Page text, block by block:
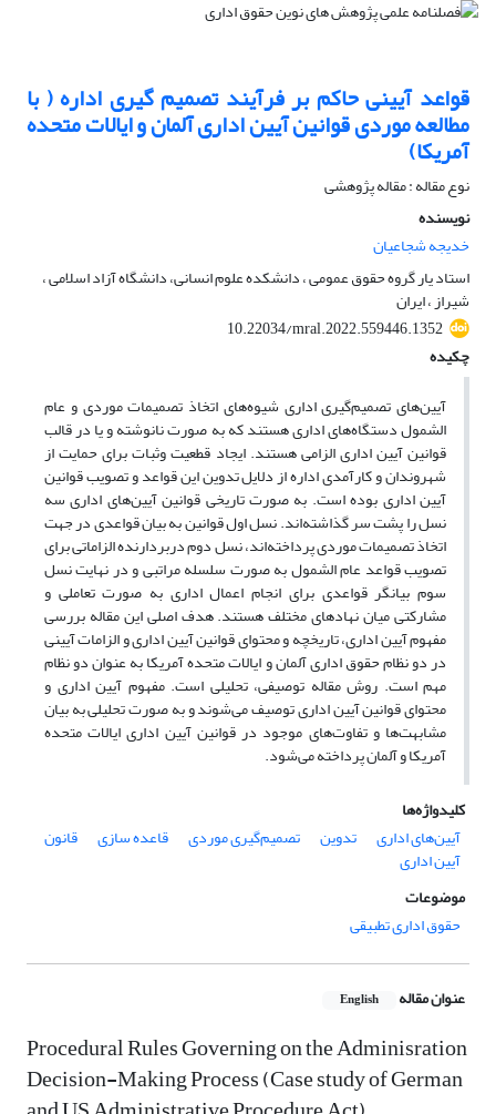
قواعد آیینی حاکم بر فرآیند تصمیم گیری اداره ( با
مطالعه موردی قوانین آیین اداری آلمان و ایالات متحده
آمریکا)
نوع مقاله : مقاله پژوهشی
نویسنده
خدیجه شجاعیان
استاد یار گروه حقوق عمومی ، دانشکده علوم انسانی، دانشگاه آزاد اسلامی ،
شیراز ، ایران
10.22034/mral.2022.559446.1352
چکیده
آیین‌های تصمیم‌گیری اداری شیوه‌های اتخاذ تصمیمات موردی و عام
الشمول دستگاه‌های اداری هستند که به صورت نانوشته و یا در قالب
قوانین آیین اداری الزامی هستند. ایجاد قطعیت وثبات برای حمایت از
شهروندان و کارآمدی اداره از دلایل تدوین این قواعد و تصویب قوانین
آیین اداری بوده است. به صورت تاریخی قوانین آیین‌های اداری سه
نسل را پشت سر گذاشته‌اند. نسل اول قوانین به بیان قواعدی در جهت
اتخاذ تصمیمات موردی پرداخته‌اند، نسل دوم دربردارنده الزاماتی برای
تصویب قواعد عام الشمول به صورت سلسله مراتبی و در نهایت نسل
سوم بیانگر قواعدی برای انجام اعمال اداری به صورت تعاملی و
مشارکتی میان نهادهای مختلف هستند. هدف اصلی این مقاله بررسی
مفهوم آیین اداری، تاریخچه و محتوای قوانین آیین اداری و الزامات آیینی
در دو نظام حقوق اداری آلمان و ایالات متحده آمریکا به عنوان دو نظام
مهم است. روش مقاله توصیفی، تحلیلی است. مفهوم آیین اداری و
محتوای قوانین آیین اداری توصیف می‌شوند و به صورت تحلیلی به بیان
مشابهت‌ها و تفاوت‌های موجود در قوانین آیین اداری ایالات متحده
آمریکا و آلمان پرداخته می‌شود.
کلیدواژه‌ها
آیین‌های اداری
تدوین تصمیم‌گیری موردی قاعده سازی قانون
آیین اداری
موضوعات
حقوق اداری تطبیقی
عنوان مقاله English
Procedural Rules Governing on the Adminisration
Decision-Making Process (Case study of German